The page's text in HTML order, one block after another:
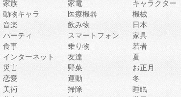
家族 家電 キャラクター
動物キャラ 医療機器 機械
音楽 飲み物 日本
パーティ スマートフォン 家具
食事 乗り物 若者
インターネット 友達 夏
災害 野菜 お正月
恋愛 運動 冬
美術 掃除 睡眠